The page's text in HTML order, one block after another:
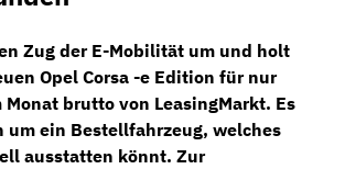
Zug der E-Mobilität um und holt
Opel Corsa -e Edition für nur
Monat bruttovon LeasingMarkt. Es
um ein Bestellfahrzeug, welches
ausstatten könnt. Zur